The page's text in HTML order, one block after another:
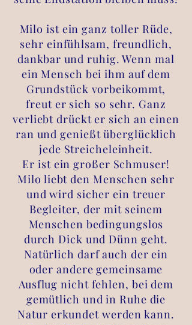
Milo ist ein ganz toller Rüde,
sehr einfühlsam, freundlich,
dankbar und ruhig. Wenn mal
ein Mensch bei ihm auf dem
Grundstück vorbeikommt,
freut er sich so sehr. Ganz
verliebt drückt er sich an einen
ran und genießt überglücklich
jede Streicheleinheit.
Er ist ein großer Schmuser!
Milo liebt den Menschen sehr
und wird sicher ein treuer
Begleiter, der mit seinem
Menschen bedingungslos
durch Dick und Dünn geht.
Natürlich darf auch der ein
oder andere gemeinsame
Ausflug nicht fehlen, bei dem
gemütlich und in Ruhe die
Natur erkundet werden kann.